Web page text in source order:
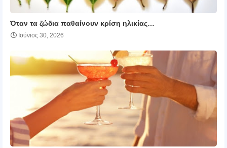
Όταν τα ζώδια παθαίνουν κρίση ηλικίας…
Ιούνιος 30, 2026